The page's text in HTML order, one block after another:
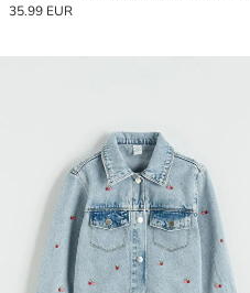
35.99 EUR